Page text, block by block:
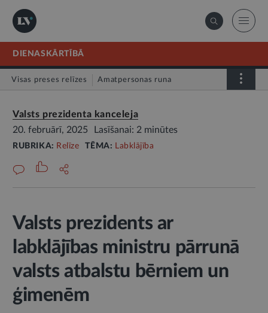
DIENASKĀRTĪBĀ
Visas preses relīzes Amatpersonas runa
Valsts prezidenta kanceleja
20. februārī, 2025
Lasīšanai: 2 minūtes
RUBRIKA: Relīze TĒMA: Labklājība
Valsts prezidents ar
labklājības ministru pārrunā
valsts atbalstu bērniem un
ģimenēm